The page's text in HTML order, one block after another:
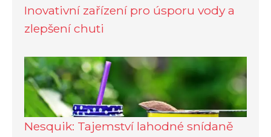
Inovativní zařízení pro úsporu vody a
zlepšení chuti
Nesquik: Tajemství lahodné snídaně